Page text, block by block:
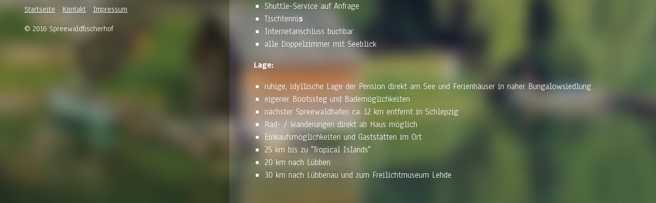
Shuttle-Service auf Anfrage
Tischtennis
Internetanschluss buchbar
alle Doppelzimmer mit Seeblick
Lage:
ruhige, idyllische Lage der Pension direkt am See und Ferienhäuser in naher Bungalowsiedlung
eigener Bootssteg und Bademöglichkeiten
nächster Spreewaldhafen ca. 12 km entfernt in Schlepzig
Rad- / Wanderungen direkt ab Haus möglich
Einkaufsmöglichkeiten und Gaststätten im Ort
25 km bis zu "Tropical Islands"
20 km nach Lübben
30 km nach Lübbenau und zum Freilichtmuseum Lehde
Startseite Kontakt
Impressum
© 2016 Spreewaldfischerhof